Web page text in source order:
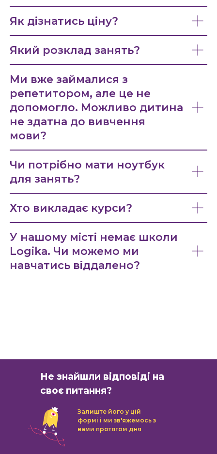
Як дізнатись ціну?
Який розклад занять?
Ми вже займалися з
репетитором, але це не
допомогло. Можливо дитина
не здатна до вивчення
мови?
Чи потрібно мати ноутбук
для занять?
Хто викладає курси?
У нашому місті немає школи
Logika. Чи можемо ми
навчатись віддалено?
Не знайшли відповіді на
своє питання?
Залиште його у цій
формі і ми зв'яжемось з
вами протягом дня